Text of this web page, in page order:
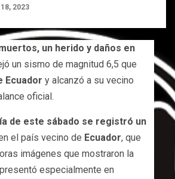
2023
un herido y daños en
un sismo de magnitud 6,5 que
Ecuador y alcanzó a su vecino
oficial.
de este sábado se registró un
el país vecino de Ecuador, que
imágenes que mostraron la
especialmente en